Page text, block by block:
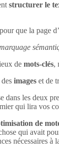
structurer le
que la page
de mots-clés,
images et de
dans les deux
qui lira vos
de
qui avait
nécessaires